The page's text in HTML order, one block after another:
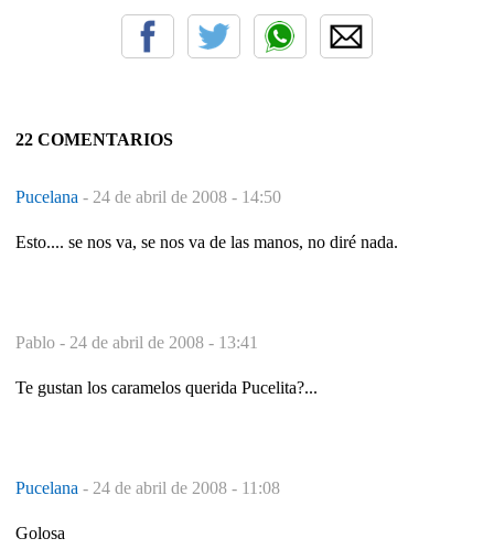
22 COMENTARIOS
Pucelana - 24 de abril de 2008 - 14:50
Esto.... se nos va, se nos va de las manos, no diré nada.
Pablo - 24 de abril de 2008 - 13:41
Te gustan los caramelos querida Pucelita?...
Pucelana - 24 de abril de 2008 - 11:08
Golosa